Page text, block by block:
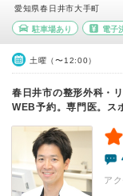
愛知県春日井市大手町
駐車場あり 電子
土曜（〜12:00）
春日井市の整形外科・
WEB予約。専門医。ス
ア